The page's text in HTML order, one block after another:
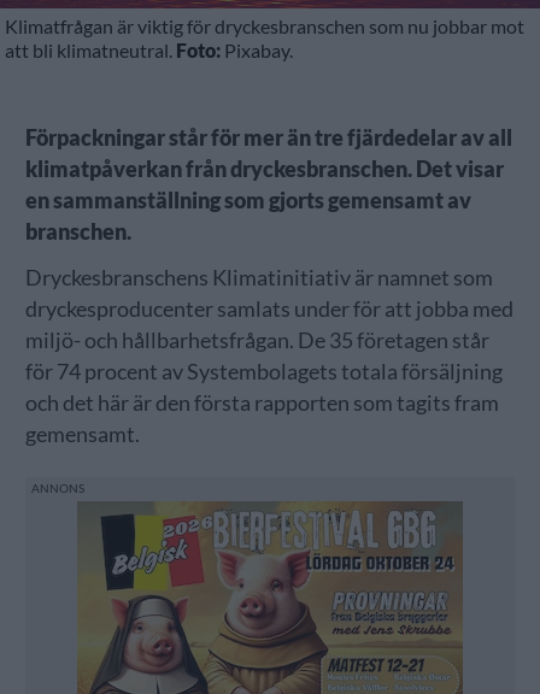
Klimatfrågan är viktig för dryckesbranschen som nu jobbar mot
att bli klimatneutral. Foto: Pixabay.
Förpackningar står för mer än tre fjärdedelar av all
klimatpåverkan från dryckesbranschen. Det visar
en sammanställning som gjorts gemensamt av
branschen.
Dryckesbranschens Klimatinitiativ är namnet som
dryckesproducenter samlats under för att jobba med
miljö- och hållbarhetsfrågan. De 35 företagen står
för 74 procent av Systembolagets totala försäljning
och det här är den första rapporten som tagits fram
gemensamt.